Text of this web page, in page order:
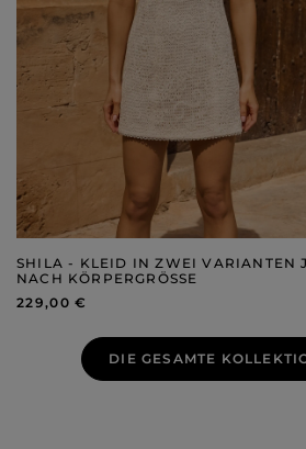
SHILA - KLEID IN ZWEI VARIANTEN
NACH KÖRPERGRÖSSE
229,00 €
DIE GESAMTE